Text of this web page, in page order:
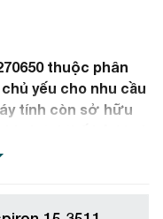
thuộc phân
yếu cho nhu cầu
tính còn sở hữu
năng xử lý tốt